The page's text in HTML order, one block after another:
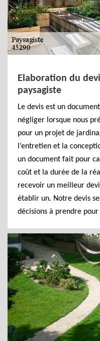
Elaboration du
paysagiste
Le devis est un
négliger lorsque nous
pour un projet de
l’entretien et la
un document fait pour
coût et la durée de la
recevoir un meilleur
établir un. Notre devis
décisions à prendre